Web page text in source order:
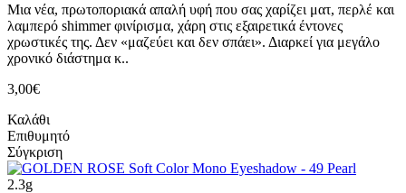
Μια νέα, πρωτοποριακά απαλή υφή που σας χαρίζει ματ, περλέ και
λαμπερό shimmer φινίρισμα, χάρη στις εξαιρετικά έντονες
χρωστικές της. Δεν «μαζεύει και δεν σπάει». Διαρκεί για μεγάλο
χρονικό διάστημα κ..
3,00€
Καλάθι
Επιθυμητό
Σύγκριση
2.3g